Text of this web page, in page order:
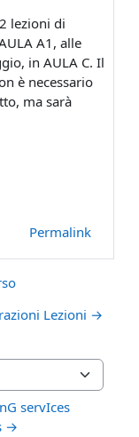
lezioni di
A1, alle
in AULA C. Il
è necessario
ma sarà
Permalink
Lezioni →
servIces
→